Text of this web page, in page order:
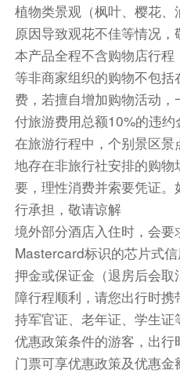
住宿
第13天 纽约-普林斯顿-费
尼亚-巴尔的摩：乔治·皮博
兼司机|包车·限10小时）
早上9点，司机将在您
我们的美东学术之旅！
随后入住酒店休息。
提供多个酒店供您选
酒店”“更多房型”来查
终入住以您的选择为准
① 酒店预订页面明确
餐及取消政策。
② 美国部分酒店不含税
现付，预定时请特别
③ 默认房型早餐含餐
致，可点击“更多房型”
植物类景观（枫叶、樱花
原因导致观花不佳等情况，
本产品全程不含购物店行
等非商家组织的购物不包
费，若擅自增加购物活动
付旅游费用总额10%的违约
在旅游行程中，个别景区
地存在非旅行社安排的购
要，理性消费并索要凭证
行承担，敬请谅解
境外部分酒店入住时，会
Mastercard标识的芯片式
押金或保证金（退房后会
障行程顺利，请您出行时携
持军官证、老年证、学生
优惠政策条件的游客，出
门票可享优惠政策及优惠